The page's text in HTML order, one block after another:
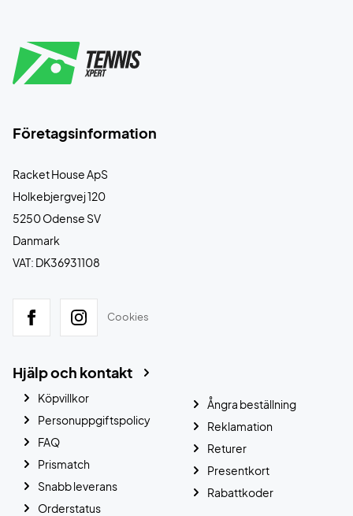
Företagsinformation
Racket House ApS
Holkebjergvej 120
5250 Odense SV
Danmark
VAT: DK36931108
Cookies
Hjälp och kontakt
Köpvillkor
Personuppgiftspolicy
FAQ
Prismatch
Snabb leverans
Orderstatus
Ångra beställning
Reklamation
Returer
Presentkort
Rabattkoder